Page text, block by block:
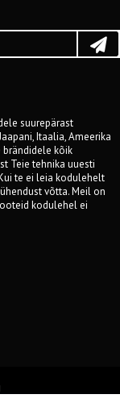
suurepärast
Itaalia, Ameerika
brändidele kõik
Teie tehnika uuesti
te ei leia kodulehelt
võtta. Meil on
kodulehel ei